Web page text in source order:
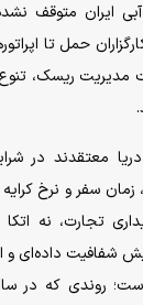
ایران متوقف
حمل تا
ریسک، تنوع
دریا معتقدند در
زمان سفر و نرخ
تجارت، نه
شفافیت داده‌ای و
روندی که در